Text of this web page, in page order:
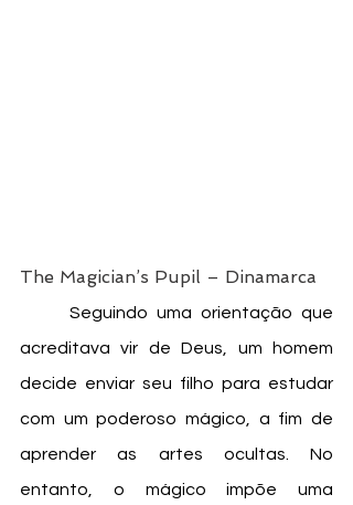
The Magician’s Pupil – Dinamarca
acreditava vir de Deus, um homem
decide enviar seu filho para estudar
com um poderoso mágico, a fim de
aprender as artes ocultas. No
entanto, o mágico impõe uma